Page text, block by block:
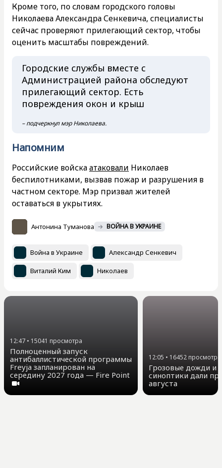
Кроме того, по словам городского головы
Николаева Александра Сенкевича, специалисты
сейчас проверяют прилегающий сектор, чтобы
оценить масштабы повреждений.
Городские службы вместе с
Администрацией района обследуют
прилегающий сектор. Есть
повреждения окон и крыш
– подчеркнул мэр Николаева.
Напомним
Российские войскаатаковали Николаев
беспилотниками, вызвав пожар и разрушения в
частном секторе. Мэр призвал жителей
оставаться в укрытиях.
Антонина Туманова ВОЙНА В УКРАИНЕ
Война в Украине Александр Сенкевич
Виталий Ким Николаев
12:47 • 15041 просмотра
Полноценный запуск
антибаллистической программы
Freyja запланирован на
середину 2027 года — Fire Point
12:05 • 16452просмотра
Грозовые дожди и
синоптики дали
августа